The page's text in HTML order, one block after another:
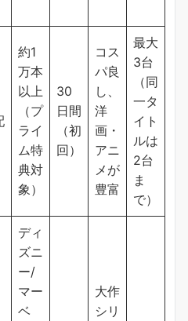
約1
万本
以上
（プ
ライ
ム特
典対
象）
30
日間
（初
回）
コス
パ良
し、
洋
画・
アニ
メが
豊富
最大
3台
（同
一タ
イト
ルは
2台
ま
で）
ディ
ズニ
ー/
マー
ベ
大作
シリ